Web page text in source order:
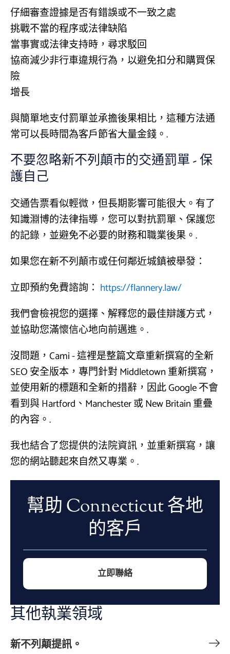
仔細審查證據是否有錯誤或不一致之處
挑戰不當的程序或法律缺陷
當事實或法律支持時，尋求駁回
協商減少非行車違規行為，以避免扣分和購買保
險
增長
與簡單地支付罰單並承擔後果相比，這種方法通
常可以長時間為客戶節省大量金錢。.
不要忽略新不列顛市的交通罰單 - 保
護自己
交通告票看似輕微，但長期影響可能很大。有了
知識淵博的法律指導，您可以對抗罰單、保護您
的記錄，並避免不必要的財務和職業後果。.
如果您在新不列顛市或任何鄰近城鎮被舉發：
立即預約免費諮詢： https://flannery.law/
我們會檢視您的選擇、解釋您的最佳辯護方式，
並協助您滿懷信心地向前邁進。.
沒問題，Cami - 這裡是整篇文章重新撰寫的全新
SEO 安全版本，專門針對 Middletown 重新撰寫，
並使用新的標題和全新的措辭，因此 Google 不會
看到與 Hartford、Manchester 或 New Britain 重疊
的內容。.
我也結合了您提供的法院資訊，並重新撰寫，讓
您的網站聽起來自然又專業。.
幫助 Connecticut 各地
的客戶
立即聯絡
其他執業領域
新不列顛提訊。